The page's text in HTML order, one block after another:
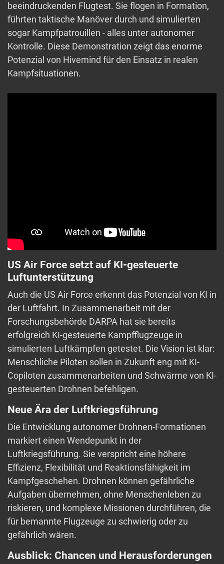
beeindruckenden Flugtest. Sie flogen in Formation,
führten taktische Manöver durch und simulierten
sogar Kampfpatrouillen - alles unter autonomer
Kontrolle. Diese Demonstration zeigt das enorme
Potenzial von Hivemind für den Einsatz in realen
Kampfsituationen.
US Air Force setzt auf KI-gesteuerte
Luftunterstützung
Auch die US Air Force erkennt das Potenzial von KI in
der Luftfahrt. In Zusammenarbeit mit der
Forschungsbehörde DARPA hat sie bereits
erfolgreich KI-gesteuerte Kampfflugzeuge in
simulierten Luftkämpfen getestet. Die Vision ist klar:
Menschliche Piloten sollen in Zukunft eng mit KI-
Copiloten zusammenarbeiten und Schwärme von KI-
gesteuerten Drohnen befehligen.
Neue Ära der Luftkriegsführung
Die Entwicklung autonomer Drohnen-Formationen
markiert einen Wendepunkt in der
Luftkriegsführung. Sie verspricht eine höhere
Effizienz, Flexibilität und Reaktionsfähigkeit im
Kampfgeschehen. Drohnen können gefährliche
Aufgaben übernehmen, ohne Menschenleben zu
riskieren, und komplexe Missionen durchführen, die
für bemannte Flugzeuge zu schwierig oder zu
gefährlich wären.
Ausblick: Chancen und Herausforderungen